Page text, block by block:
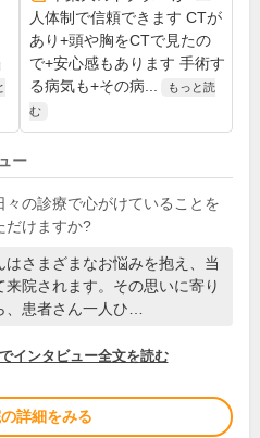
人体制で信頼できます CTが
あり+頭や胸をCTで見たの
で+安心感もあります 手術す
る病気も+その病...
もっと読
む
ー
々の診療で心がけていることを
だけますか?
はさまざまなお悩みを抱え、当
来院されます。その思いに寄り
、患者さん一人ひ…
でインタビュー全文を読む
詳細をみる